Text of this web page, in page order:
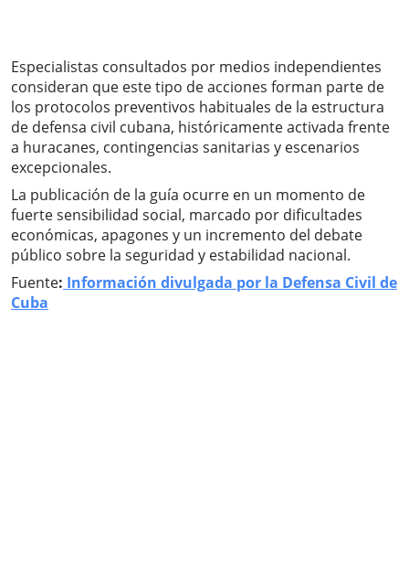
Especialistas consultados por medios independientes
consideran que este tipo de acciones forman parte de
los protocolos preventivos habituales de la estructura
de defensa civil cubana, históricamente activada frente
a huracanes, contingencias sanitarias y escenarios
excepcionales.
La publicación de la guía ocurre en un momento de
fuerte sensibilidad social, marcado por dificultades
económicas, apagones y un incremento del debate
público sobre la seguridad y estabilidad nacional.
Fuente: Información divulgada por la Defensa Civil de
Cuba